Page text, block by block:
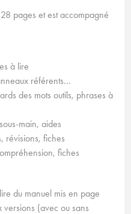
pages et est accompagné
à lire
référents...
des mots outils, phrases à
main, aides
révisions, fiches
fiches
du manuel mis en page
(avec ou sans